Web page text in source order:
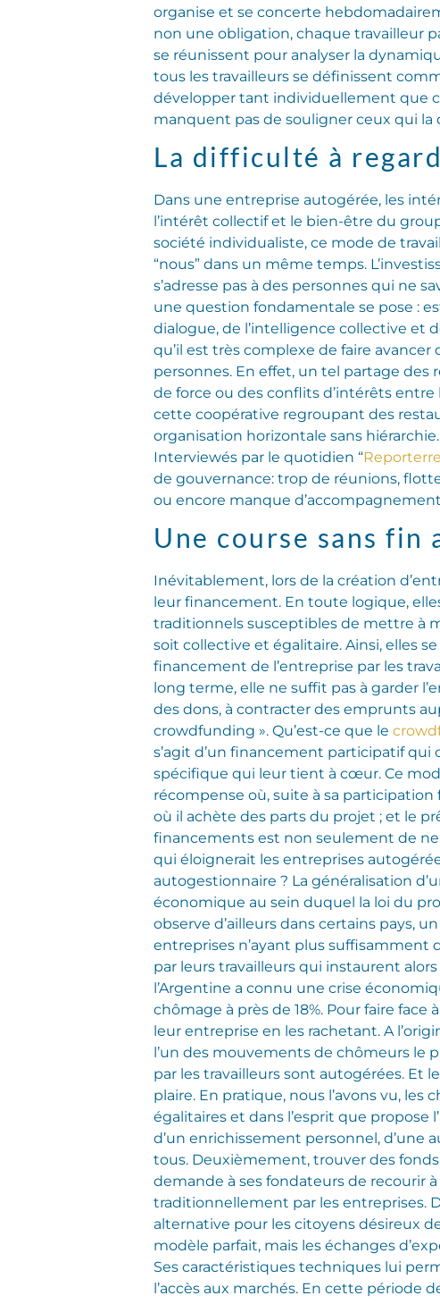
organise et se concerte
non une obligation, chaque travailleur
se réunissent pour analyser la
tous les travailleurs se définissent
développer tant individuellement que
manquent pas de souligner ceux qui
La difficulté à
Dans une entreprise autogérée, les
l’intérêt collectif et le bien-être du
société individualiste, ce mode de
“nous” dans un même temps.
s’adresse pas à des personnes qui ne
une question fondamentale se pose :
dialogue, de l’intelligence collective et
qu’il est très complexe de faire
personnes. En effet, un tel partage des
de force ou des conflits d’intérêts entre
cette coopérative regroupant des
organisation horizontale sans
Interviewés par le quotidien “Reporterre
de gouvernance: trop de réunions,
ou encore manque
Une course sans fin
Inévitablement, lors de la création
leur financement. En toute logique,
traditionnels susceptibles de mettre à
soit collective et égalitaire. Ainsi, elles
financement de l’entreprise par les
long terme, elle ne suffit pas à garder
des dons, à contracter des emprunts
crowdfunding ». Qu’est-ce que le
s’agit d’un financement participatif
spécifique qui leur tient à cœur. Ce
récompense où, suite à sa
où il achète des parts du projet ; et le
financements est non seulement de
qui éloignerait les entreprises
autogestionnaire ? La généralisation
économique au sein duquel la loi du
observe d’ailleurs dans certains pays,
entreprises n’ayant plus
par leurs travailleurs qui instaurent
l’Argentine a connu une crise
chômage à près de 18%. Pour faire
leur entreprise en les rachetant. A
l’un des mouvements de chômeurs le
par les travailleurs sont autogérées. Et
plaire. En pratique, nous l’avons vu,
égalitaires et dans l’esprit que propose
d’un enrichissement personnel, d’une
tous. Deuxièmement, trouver des
demande à ses fondateurs de recourir
traditionnellement par les entreprises.
alternative pour les citoyens désireux
modèle parfait, mais les échanges
Ses caractéristiques techniques lui
l’accès aux marchés. En cette période